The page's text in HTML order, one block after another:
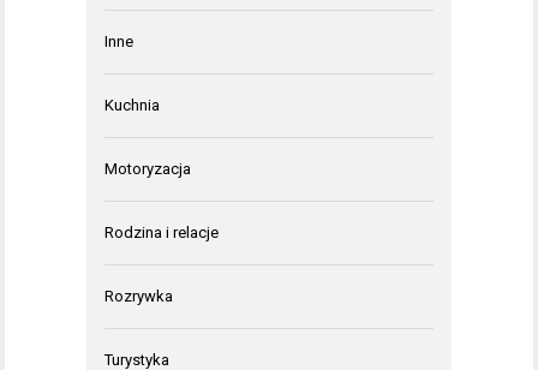
Inne
Kuchnia
Motoryzacja
Rodzina i relacje
Rozrywka
Turystyka